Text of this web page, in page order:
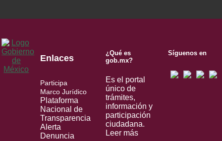
Enlaces
Participa
Marco Jurídico
Plataforma
Nacional de
Transparencia
Alerta
Denuncia
¿Qué es
gob.mx?
Es el portal
único de
trámites,
información y
participación
ciudadana.
Leer más
Síguenos en